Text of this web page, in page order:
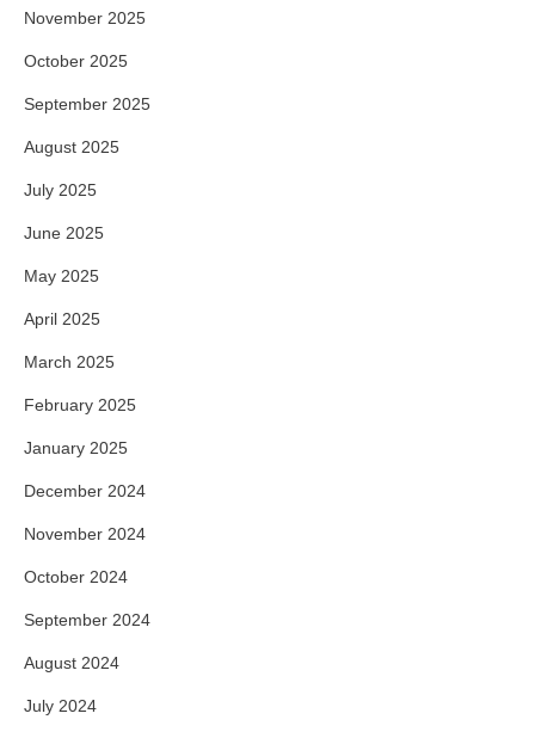
November 2025
October 2025
September 2025
August 2025
July 2025
June 2025
May 2025
April 2025
March 2025
February 2025
January 2025
December 2024
November 2024
October 2024
September 2024
August 2024
July 2024